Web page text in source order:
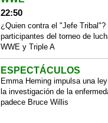
22:50
¿Quien contra el "Jefe
participantes del torneo de
WWE y Triple A
ESPECTÁCULOS
Emma Heming impulsa una
la investigación de la
padece Bruce Willis